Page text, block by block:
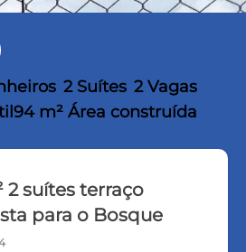
2 Suítes 2 Vagas
94 m² Área construída
2 suítes terraço
para o Bosque